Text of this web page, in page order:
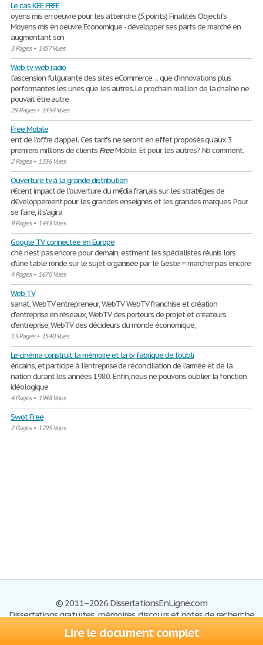
Lire le document complet
Le cas KEE FREE
oyens mis en oeuvre pour les atteindre. (5 points) Finalités Objectifs
Moyens mis en oeuvre Economique - développer ses parts de marché en
augmentant son
3 Pages• 1457 Vues
Web tv web radio
l’ascension fulgurante des sites eCommerce… que d’innovations plus
performantes les unes que les autres. Le prochain maillon de la chaîne ne
pouvait être autre
29 Pages• 1454 Vues
Free Mobile
ent de l'offre d'appel. Ces tarifs ne seront en effet proposés qu'aux 3
premiers millions de clients FreeMobile. Et pour les autres? No comment.
2 Pages• 1336 Vues
Ouverture tv à la grande distribution
r€cent impact de l’ouverture du m€dia fran‚ais sur les strat€gies de
d€veloppement pour les grandes enseignes et les grandes marques. Pour
se faire, il s’agira
9 Pages• 1443 Vues
Google TV connectée en Europe
ché n'est pas encore pour demain, estiment les spécialistes réunis lors
d'une table ronde sur le sujet organisée par le Geste = marcher pas encore
4 Pages• 1670 Vues
Web TV
sanat, WebTV entrepreneur, WebTV WebTV franchise et création
d'entreprise en réseaux, WebTV des porteurs de projet et créateurs
d'entreprise, WebTV des décideurs du monde économique,
13 Pages• 1540 Vues
Le cinéma construit la mémoire et la tv fabrique de l'oubli
éricains, et participe à l’entreprise de réconciliation de l’armée et de la
nation durant les années 1980. Enfin, nous ne pouvons oublier la fonction
idéologique
4 Pages• 1948 Vues
Swot Free
2 Pages• 1295 Vues
© 2011–2026 DissertationsEnLigne.com
Dissertations gratuites, mémoires, discours et notes de recherche